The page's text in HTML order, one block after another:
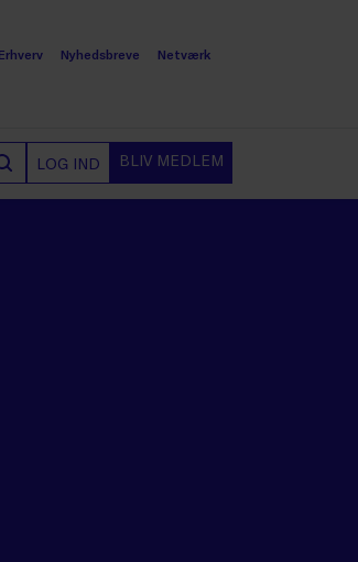
Nyhedsbreve Netværk
LOG IND BLIV MEDLEM